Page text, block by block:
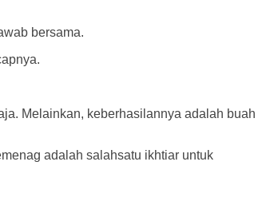
bersama.
Melainkan, keberhasilannya adalah buah
adalah salahsatu ikhtiar untuk